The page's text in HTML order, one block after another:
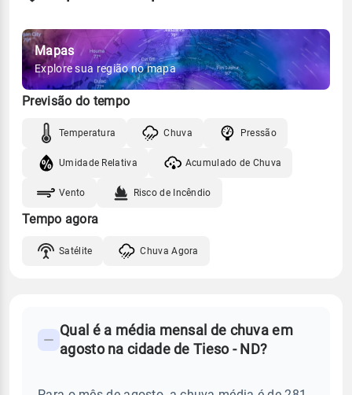
Mapas
Explore sua região no mapa
Previsão do tempo
Temperatura Chuva Pressão
Umidade Relativa Acumulado de Chuva
Vento Risco de Incêndio
Tempo agora
Satélite Chuva Agora
Perguntas
Qual é a média mensal de chuva em
agosto na cidade de Tieso - ND?